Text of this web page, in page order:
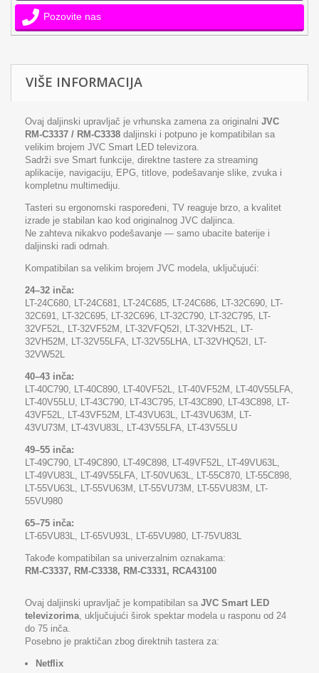
Pozovite nas
VIŠE INFORMACIJA
Ovaj daljinski upravljač je vrhunska zamena za originalni JVC
RM-C3337 / RM-C3338 daljinski i potpuno je kompatibilan sa
velikim brojem JVC Smart LED televizora.
Sadrži sve Smart funkcije, direktne tastere za streaming
aplikacije, navigaciju, EPG, titlove, podešavanje slike, zvuka i
kompletnu multimediju.
Tasteri su ergonomski raspoređeni, TV reaguje brzo, a kvalitet
izrade je stabilan kao kod originalnog JVC daljinca.
Ne zahteva nikakvo podešavanje — samo ubacite baterije i
daljinski radi odmah.
Kompatibilan sa velikim brojem JVC modela, uključujući:
24–32 inča:
LT-24C680, LT-24C681, LT-24C685, LT-24C686, LT-32C690, LT-
32C691, LT-32C695, LT-32C696, LT-32C790, LT-32C795, LT-
32VF52L, LT-32VF52M, LT-32VFQ52I, LT-32VH52L, LT-
32VH52M, LT-32V55LFA, LT-32V55LHA, LT-32VHQ52I, LT-
32VW52L
40–43 inča:
LT-40C790, LT-40C890, LT-40VF52L, LT-40VF52M, LT-40V55LFA,
LT-40V55LU, LT-43C790, LT-43C795, LT-43C890, LT-43C898, LT-
43VF52L, LT-43VF52M, LT-43VU63L, LT-43VU63M, LT-
43VU73M, LT-43VU83L, LT-43V55LFA, LT-43V55LU
49–55 inča:
LT-49C790, LT-49C890, LT-49C898, LT-49VF52L, LT-49VU63L,
LT-49VU83L, LT-49V55LFA, LT-50VU63L, LT-55C870, LT-55C898,
LT-55VU63L, LT-55VU63M, LT-55VU73M, LT-55VU83M, LT-
55VU980
65–75 inča:
LT-65VU83L, LT-65VU93L, LT-65VU980, LT-75VU83L
Takođe kompatibilan sa univerzalnim oznakama:
RM-C3337, RM-C3338, RM-C3331, RCA43100
Ovaj daljinski upravljač je kompatibilan sa JVC Smart LED
televizorima, uključujući širok spektar modela u rasponu od 24
do 75 inča.
Posebno je praktičan zbog direktnih tastera za:
Netflix